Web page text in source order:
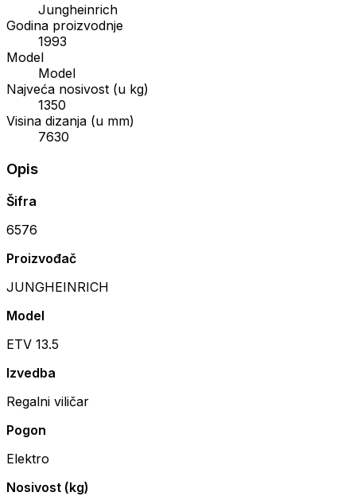
Jungheinrich
Godina proizvodnje
1993
Model
Model
Najveća nosivost (u kg)
1350
Visina dizanja (u mm)
7630
Opis
Šifra
6576
Proizvođač
JUNGHEINRICH
Model
ETV 13.5
Izvedba
Regalni viličar
Pogon
Elektro
Nosivost (kg)